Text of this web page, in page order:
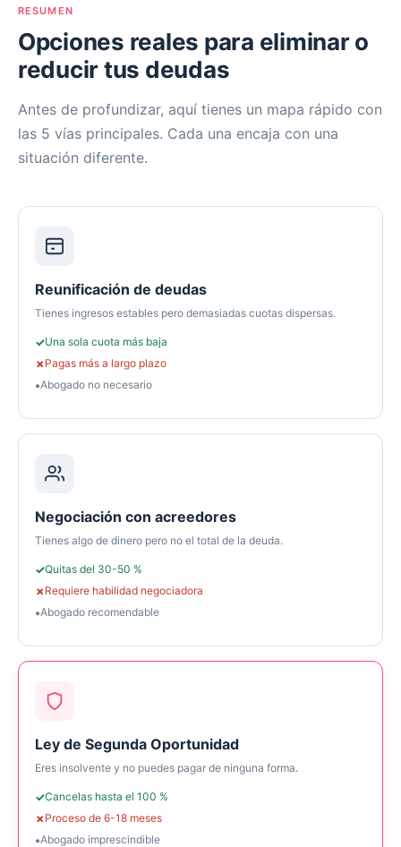
RESUMEN
Opciones reales para eliminar o
reducir tus deudas
Antes de profundizar, aquí tienes un mapa rápido con
las 5 vías principales. Cada una encaja con una
situación diferente.
Reunificación de deudas
Tienes ingresos estables pero demasiadas cuotas dispersas.
Una sola cuota más baja
Pagas más a largo plazo
Abogado no necesario
Negociación con acreedores
Tienes algo de dinero pero no el total de la deuda.
Quitas del 30-50 %
Requiere habilidad negociadora
Abogado recomendable
Ley de Segunda Oportunidad
Eres insolvente y no puedes pagar de ninguna forma.
Cancelas hasta el 100 %
Proceso de 6-18 meses
Abogado imprescindible